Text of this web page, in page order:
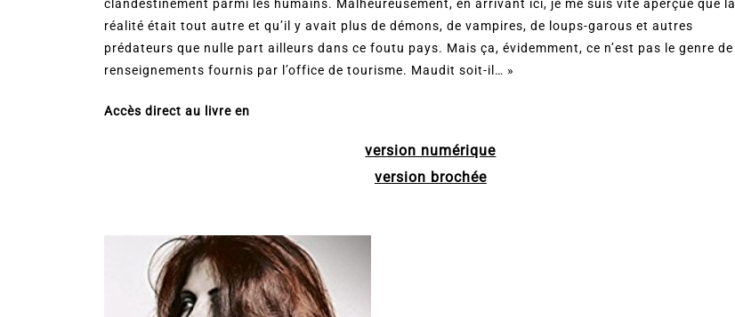
clandestinement parmi les humains. Malheureusement, en arrivant ici, je me suis vite aperçue que la
réalité était tout autre et qu’il y avait plus de démons, de vampires, de loups-garous et autres
prédateurs que nulle part ailleurs dans ce foutu pays. Mais ça, évidemment, ce n’est pas le genre de
renseignements fournis par l’office de tourisme. Maudit soit-il… »
Accès direct au livre en
version numérique
version brochée